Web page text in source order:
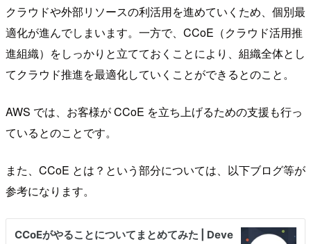
クラウドや外部リソースの利活用を進めていくため、個別最
適化が進んでしまいます。一方で、CCoE（クラウド活用推
進組織）をしっかりと立てておくことにより、組織全体とし
てクラウド推進を最適化していくことができるとのこと。
AWS では、お客様が CCoE を立ち上げるための支援も行っ
ているとのことです。
また、CCoE とは？という部分については、以下ブログ等が
参考になります。